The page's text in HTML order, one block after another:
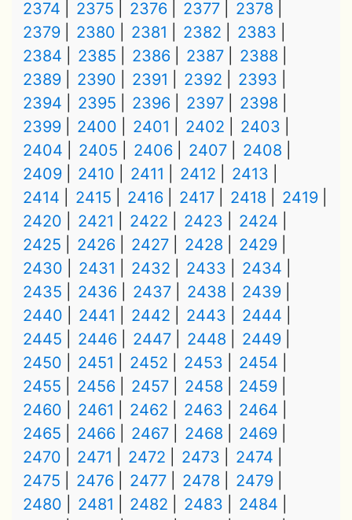
2374
2375 2376 2377
2378
2379
2380 2381 2382
2383
2384
2385 2386 2387
2388
2389
2390 2391 2392
2393
2394
2395 2396 2397
2398
2399
2400 2401 2402
2403
2404
2405 2406 2407
2408
2409
2410 2411 2412
2413
2414
2415 2416 2417 2418
2419
2420
2421 2422 2423
2424
2425
2426 2427 2428
2429
2430
2431 2432 2433
2434
2435
2436 2437 2438
2439
2440
2441 2442 2443
2444
2445
2446 2447 2448
2449
2450
2451 2452 2453
2454
2455
2456 2457 2458
2459
2460
2461 2462 2463
2464
2465
2466 2467 2468
2469
2470
2471 2472 2473
2474
2475
2476 2477 2478
2479
2480
2481 2482 2483
2484